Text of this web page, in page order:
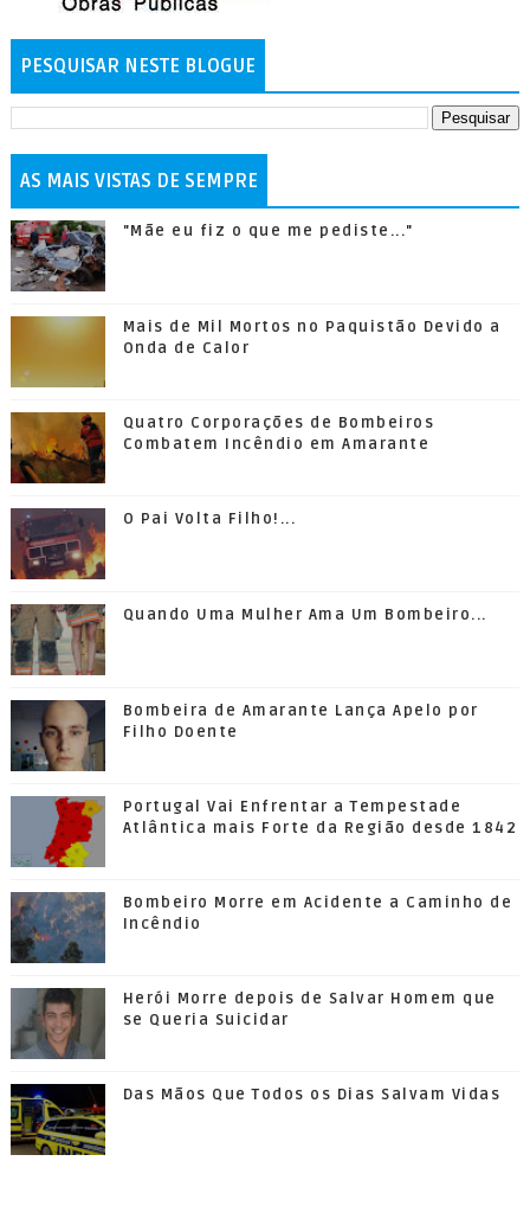
PESQUISAR NESTE BLOGUE
AS MAIS VISTAS DE SEMPRE
"Mãe eu fiz o que me pediste..."
Mais de Mil Mortos no Paquistão Devido a
Onda de Calor
Quatro Corporações de Bombeiros
Combatem Incêndio em Amarante
O Pai Volta Filho!...
Quando Uma Mulher Ama Um Bombeiro...
Bombeira de Amarante Lança Apelo por
Filho Doente
Portugal Vai Enfrentar a Tempestade
Atlântica mais Forte da Região desde 1842
Bombeiro Morre em Acidente a Caminho de
Incêndio
Herói Morre depois de Salvar Homem que
se Queria Suicidar
Das Mãos Que Todos os Dias Salvam Vidas